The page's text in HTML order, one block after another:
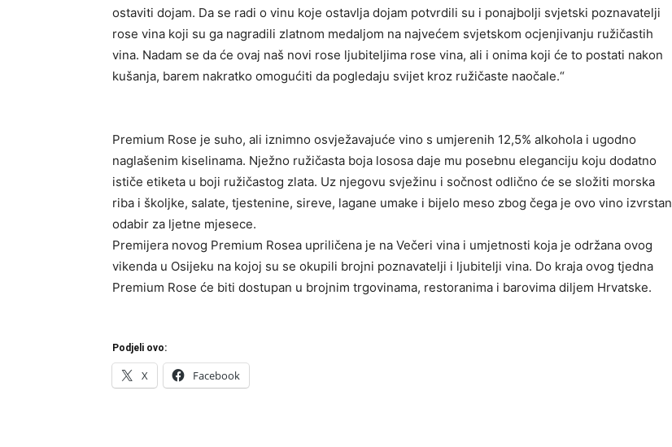
ostaviti dojam. Da se radi o vinu koje ostavlja dojam potvrdili su i ponajbolji svjetski poznavatelji
rose vina koji su ga nagradili zlatnom medaljom na najvećem svjetskom ocjenjivanju ružičastih
vina. Nadam se da će ovaj naš novi rose ljubiteljima rose vina, ali i onima koji će to postati nakon
kušanja, barem nakratko omogućiti da pogledaju svijet kroz ružičaste naočale.“
Premium Rose je suho, ali iznimno osvježavajuće vino s umjerenih 12,5% alkohola i ugodno
naglašenim kiselinama. Nježno ružičasta boja lososa daje mu posebnu eleganciju koju dodatno
ističe etiketa u boji ružičastog zlata. Uz njegovu svježinu i sočnost odlično će se složiti morska
riba i školjke, salate, tjestenine, sireve, lagane umake i bijelo meso zbog čega je ovo vino izvrstan
odabir za ljetne mjesece.
Premijera novog Premium Rosea upriličena je na Večeri vina i umjetnosti koja je održana ovog
vikenda u Osijeku na kojoj su se okupili brojni poznavatelji i ljubitelji vina. Do kraja ovog tjedna
Premium Rose će biti dostupan u brojnim trgovinama, restoranima i barovima diljem Hrvatske.
Podjeli ovo:
X Facebook